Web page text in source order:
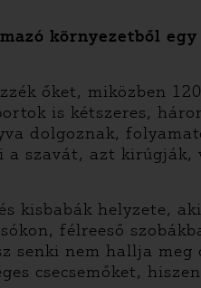
környezetből
őket, miközben
is kétszeres,
dolgoznak,
szavát, azt kirúgják,
kisbabák helyzete,
félreeső
senki nem hallja meg
csecsemőket,